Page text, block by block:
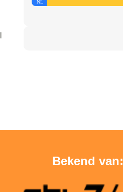
Bekend van: